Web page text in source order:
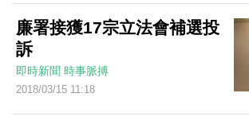
廉署接獲17宗立法會補選投
訴
即時新聞 時事脈搏
2018/03/15 11:18